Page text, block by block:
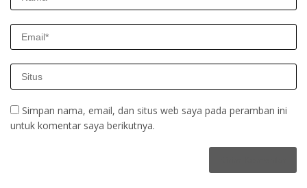
Simpan nama, email, dan situs web saya pada peramban ini
untuk komentar saya berikutnya.